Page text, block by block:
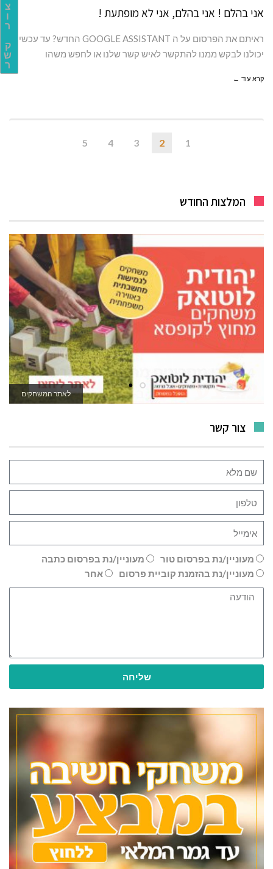
צ
ו
ר
ק
ש
ר
אני בהלם ! אני בהלם, אני לא מופתעת !
ראיתם את הפרסום על ה GOOGLE ASSISTANT החדש? עד עכשיו
יכולנו לבקש ממנו להתקשר לאיש קשר שלנו או לחפש משהו
קרא עוד ←
1
2
3
4
5
המלצות החודש
לאתר המשחקים
צור קשר
מעוניין/נת בפרסום טור
מעוניין/נת בפרסום כתבה
מעוניין/נת בהזמנת קוביית פרסום
אחר
שליחה